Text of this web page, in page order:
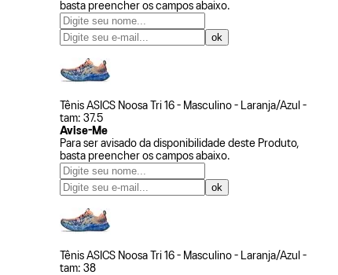
basta preencher os campos abaixo.
Tênis ASICS Noosa Tri 16 - Masculino - Laranja/Azul -
tam: 37.5
Avise-Me
Para ser avisado da disponibilidade deste Produto,
basta preencher os campos abaixo.
Tênis ASICS Noosa Tri 16 - Masculino - Laranja/Azul -
tam: 38